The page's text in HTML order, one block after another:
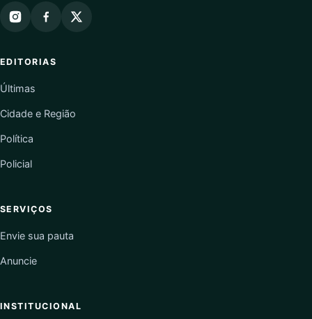
EDITORIAS
Últimas
Cidade e Região
Política
Policial
SERVIÇOS
Envie sua pauta
Anuncie
INSTITUCIONAL